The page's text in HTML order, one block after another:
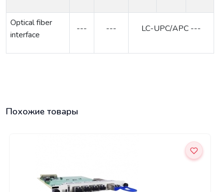
Opticalfiber
interface
--- --- LC-UPC/APC ---
Похожие товары